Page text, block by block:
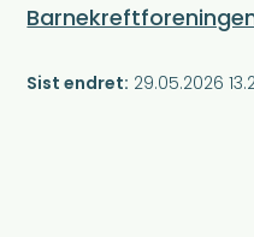
Sist endret 29.05.2026